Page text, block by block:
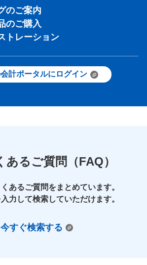
のご案内
のご購入
トレーション
計ポータルにログイン
あるご質問（FAQ）
あるご質問をまとめています。
力して検索していただけます。
今すぐ検索する